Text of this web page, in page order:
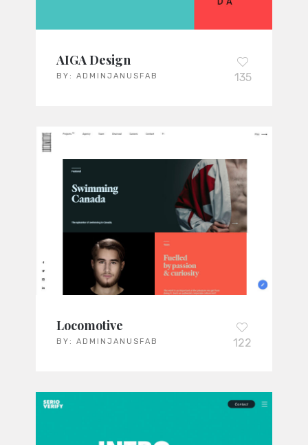
AIGA Design
BY:ADMINJANUSFAB 135
Locomotive
BY:ADMINJANUSFAB 122